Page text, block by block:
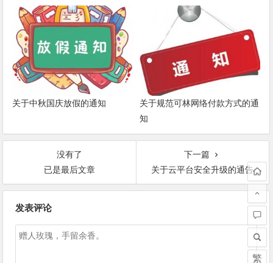
关于中秋国庆放假的通知
关于规范可林网络付款方式的通
知
没有了
已是最后文章
下一篇
关于云平台安全升级的通告
发表评论
繁